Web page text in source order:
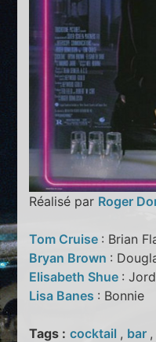
Réalisé par Roger
Tom Cruise : Brian
Bryan Brown :
Elisabeth Shue :
Lisa Banes : Bonnie
Tags : cocktail , bar